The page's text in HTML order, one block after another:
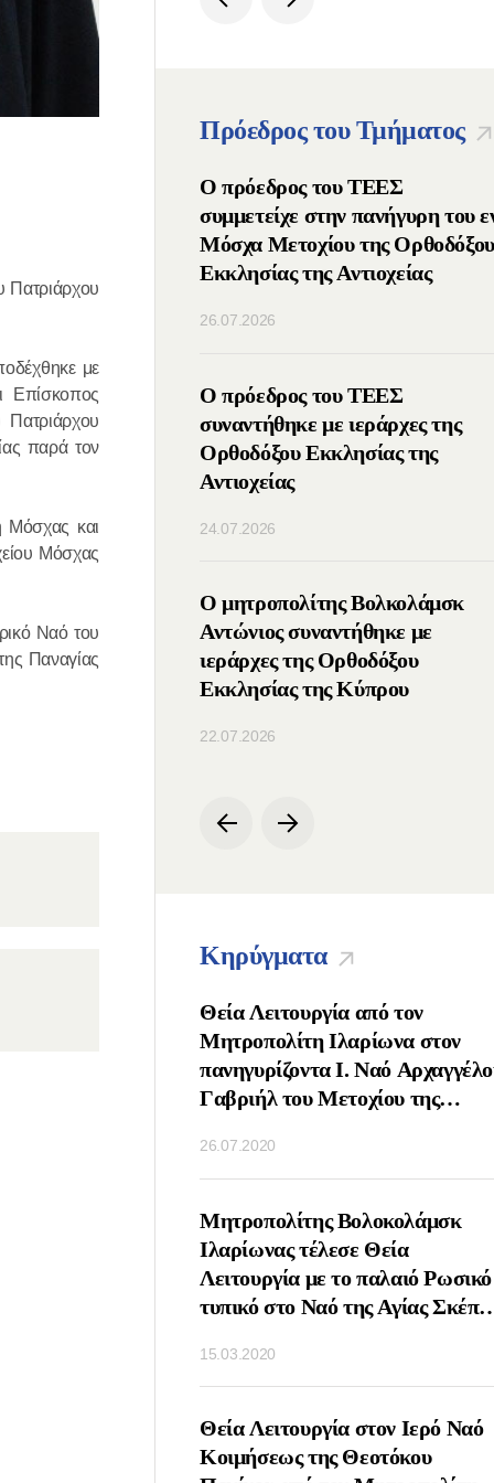
Πατριάρχου
με
Επίσκοπος
παρά τον
Μόσχας και
Μόσχας
Ναό του
Παναγίας
Πρόεδρος του Τμήματος
της Ομοσπονδίας
τηλεφωνική
των
των Ορθοδόξων
με τον Πατριάρχη
Ο πρόεδρος του ΤΕΕΣ
συμμετείχε στην πανήγυρη του
Μόσχα Μετοχίου της Ορθοδόξου
Εκκλησίας της Αντιοχείας
26.07.2026
Ο πρόεδρος του ΤΕΕΣ
συναντήθηκε με ιεράρχες της
Ορθοδόξου Εκκλησίας της
Αντιοχείας
24.07.2026
Ο μητροπολίτης Βολκολάμσκ
Αντώνιος συναντήθηκε με
ιεράρχες της Ορθοδόξου
Εκκλησίας της Κύπρου
22.07.2026
Κηρύγματα
Θεία Λειτουργία από τον
Μητροπολίτη Ιλαρίωνα στον
πανηγυρίζοντα Ι. Ναό
Γαβριήλ του Μετοχίου της
Μόσχα
26.07.2020
Μητροπολίτης Βολοκολάμσκ
Ιλαρίωνας τέλεσε Θεία
Λειτουργία με το παλαιό Ρωσικό
τυπικό στο Ναό της Αγίας
15.03.2020
Θεία Λειτουργία στον Ιερό Ναό
Κοιμήσεως της Θεοτόκου